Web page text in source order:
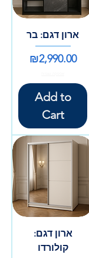
ארון דגם: בר
Price
₪2,990.00
Add to
Cart
ארון דגם:
קולורדו